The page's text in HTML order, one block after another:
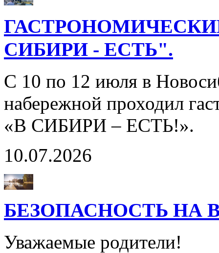
СИБИРИ - ЕСТЬ".
С 10 по 12 июля в
набережной проходил
«В СИБИРИ – ЕСТЬ!».
10.07.2026
БЕЗОПАСНОСТЬ НА
Уважаемые родители!